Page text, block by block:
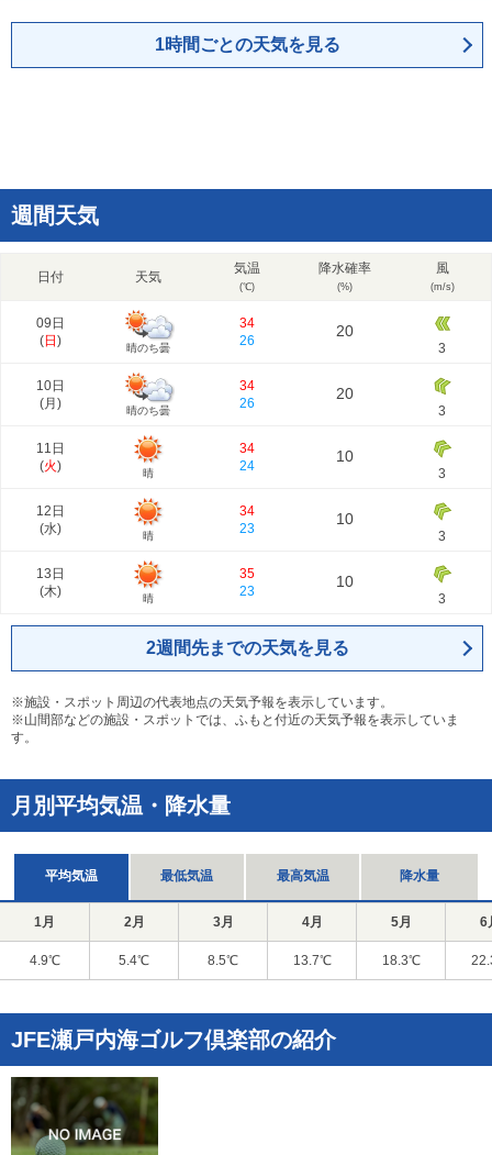
1時間ごとの天気を見る
週間天気
日付 天気
気温
(℃)
降水確率
(%)
風
(m/s)
09日
(日 ) 晴のち曇
34
26
20
3
10日
(月 ) 晴のち曇
34
26
20
3
11日
(火) 晴
34
24
10
3
12日
(水) 晴
34
23
10
3
13日
(木) 晴
35
23
10
3
2週間先までの天気を見る
※施設・スポット周辺の代表地点の天気予報を表示しています。
※山間部などの施設・スポットでは、ふもと付近の天気予報を表示していま
す。
月別平均気温・降水量
平均気温 最低気温 最高気温 降水量
1月 2月 3月 4月 5月 6
4.9℃ 5.4℃ 8.5℃ 13.7℃ 18.3℃
JFE瀬戸内海ゴルフ倶楽部の紹介